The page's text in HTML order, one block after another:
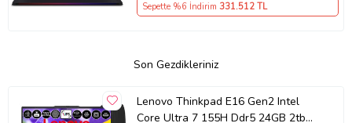
Sepette %6 İndirim 331.512TL
Son Gezdikleriniz
Lenovo Thinkpad E16 Gen2 Intel
Core Ultra 7 155H Ddr5 24GB 2tb